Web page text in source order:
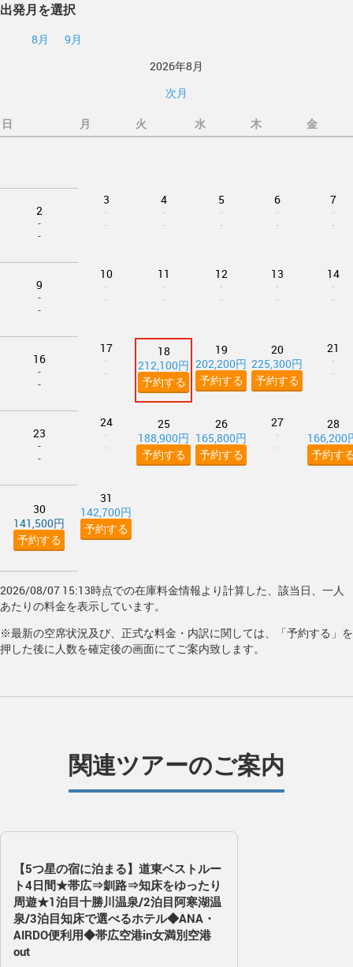
出発月を選択
8月
9月
2026年8月
次月
日 月 火 水 木 金
2
-
-
3
-
-
4
-
-
5
-
-
6
-
-
7
-
-
9
-
-
10
-
-
11
-
-
12
-
-
13
-
-
14
-
-
16
-
-
17
-
-
18
212,100円
予約する
19
202,200円
予約する
20
225,300円
予約する
21
-
-
23
-
-
24
-
-
25
188,900円
予約する
26
165,800円
予約する
27
-
-
28
166,200
予約す
30
141,500円
予約する
31
142,700円
予約する
2026/08/07 15:13時点での在庫料金情報より計算した、該当日、一人
あたりの料金を表示しています。
※最新の空席状況及び、正式な料金・内訳に関しては、「予約する」を
押した後に人数を確定後の画面にてご案内致します。
関連ツアーのご案内
【5つ星の宿に泊まる】道東ベストルー
ト4日間★帯広⇒釧路⇒知床をゆったり
周遊★1泊目十勝川温泉/2泊目阿寒湖温
泉/3泊目知床で選べるホテル◆ANA・
AIRDO便利用◆帯広空港in女満別空港
out